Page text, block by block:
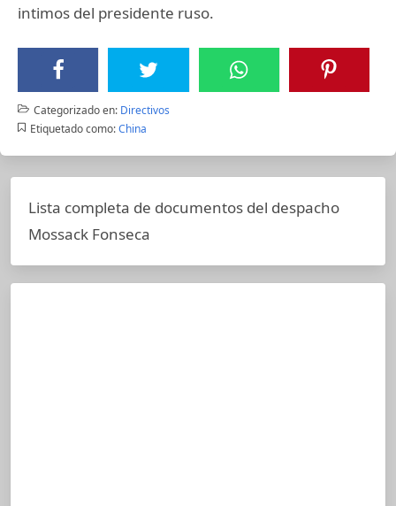
intimos del presidente ruso.
Categorizado en: Directivos
Etiquetado como: China
Lista completa de documentos del despacho
Mossack Fonseca